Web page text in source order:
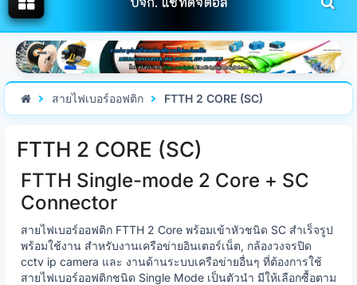
สายไฟเบอร์ออฟติก FTTH 2 CORE (SC)
FTTH 2 CORE (SC)
FTTH Single-mode 2 Core + SC
Connector
สายไฟเบอร์ออฟติก FTTH 2 Core พร้อมเข้าหัวชนิด SC สำเร็จรูป
พร้อมใช้งาน สำหรับงานเครือข่ายอินเตอร์เน็ต, กล้องวงจรปิด
cctv ip camera และ งานด้านระบบเครือข่ายอื่นๆ ที่ต้องการใช้
สายไฟเบอร์ออฟติกชนิด Single Mode เป็นตัวนำ มีให้เลือกซื้อตาม